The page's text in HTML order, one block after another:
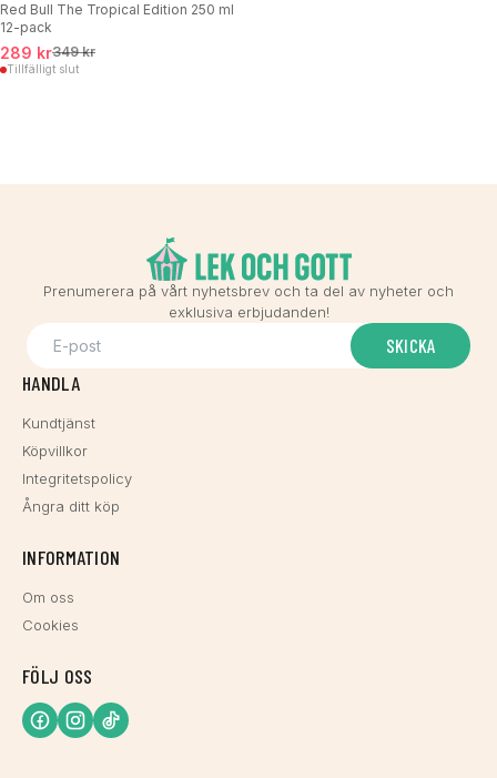
Red Bull The Tropical Edition 250 ml
12-pack
289 kr349 kr
Tillfälligt slut
Prenumerera på vårt nyhetsbrev och ta del av nyheter och
exklusiva erbjudanden!
SKICKA
HANDLA
Kundtjänst
Köpvillkor
Integritetspolicy
Ångra ditt köp
INFORMATION
Om oss
Cookies
FÖLJ OSS